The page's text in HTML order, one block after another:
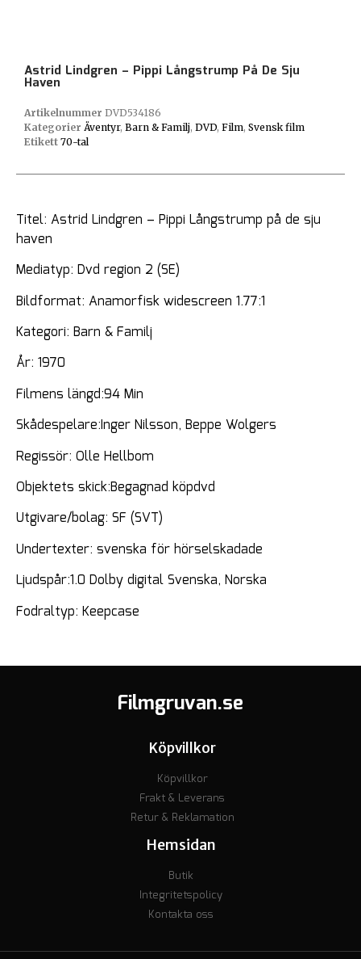
Astrid Lindgren – Pippi Långstrump På De Sju
Haven
Artikelnummer DVD534186
Kategorier Äventyr, Barn & Familj, DVD, Film, Svensk film
Etikett 70-tal
Titel: Astrid Lindgren – Pippi Långstrump på de sju
haven
Mediatyp: Dvd region 2 (SE)
Bildformat: Anamorfisk widescreen 1.77:1
Kategori: Barn & Familj
År: 1970
Filmens längd:94 Min
Skådespelare:Inger Nilsson, Beppe Wolgers
Regissör: Olle Hellbom
Objektets skick:Begagnad köpdvd
Utgivare/bolag: SF (SVT)
Undertexter: svenska för hörselskadade
Ljudspår:1.0 Dolby digital Svenska, Norska
Fodraltyp: Keepcase
Filmgruvan.se
Köpvillkor
Köpvillkor
Frakt & Leverans
Retur & Reklamation
Hemsidan
Butik
Integritetspolicy
Kontakta oss